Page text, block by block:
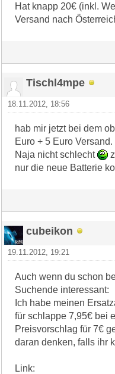
Hat knapp 20€ (inkl.
Versand nach
Tischl4mpe
18.11.2012, 18:56
hab mir jetzt bei dem
Euro + 5 Euro Versand.
Naja nicht schlecht
nur die neue Batterie
cubeikon
19.11.2012, 19:21
Auch wenn du schon
Suchende interessant:
Ich habe meinen
für schlappe 7,95€ bei
Preisvorschlag für 7€
daran denken, falls ihr
Link: